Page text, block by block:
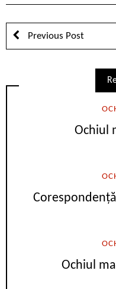
Previous Post
Ochiul
Ochiul